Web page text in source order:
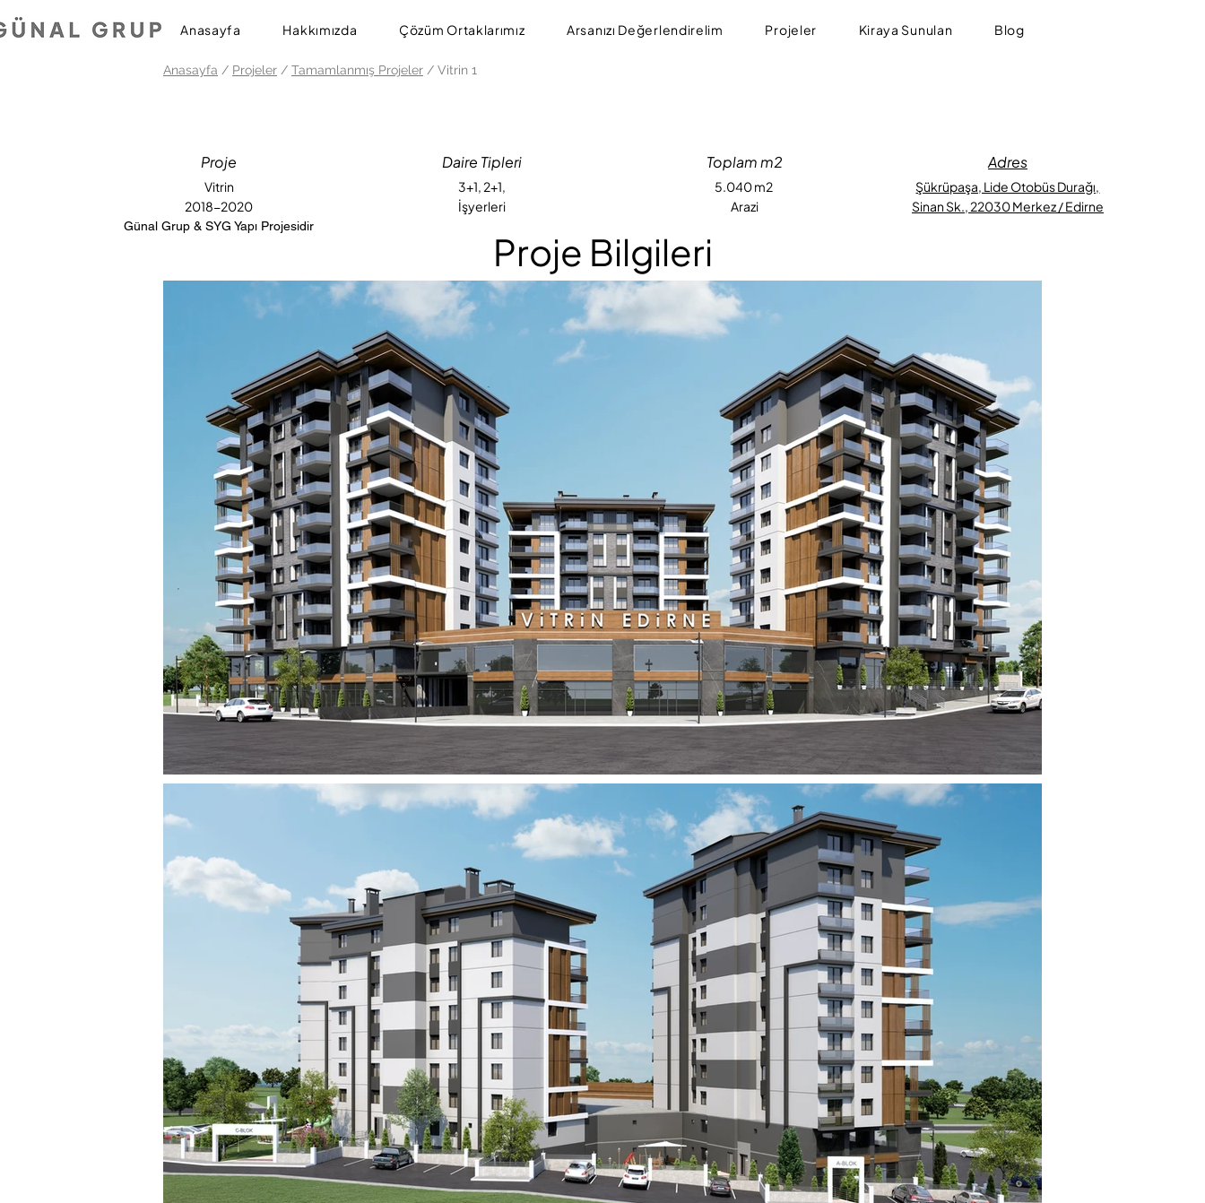
Anasayfa Hakkımızda Çözüm Ortaklarımız Arsanızı Değerlendirelim Projeler Kiraya Sunulan Blog
Anasayfa / Projeler / Tamamlanmış Projeler / Vitrin 1
Proje
Vitrin
2018-2020
Günal Grup & SYG Yapı Projesidir
Daire Tipleri
3+1, 2+1,
İşyerleri
Toplam m2
5.040 m2
Arazi
Adres
Şükrüpaşa, Lide Otobüs Durağı,
Sinan Sk., 22030 Merkez / Edirne
Proje Bilgileri